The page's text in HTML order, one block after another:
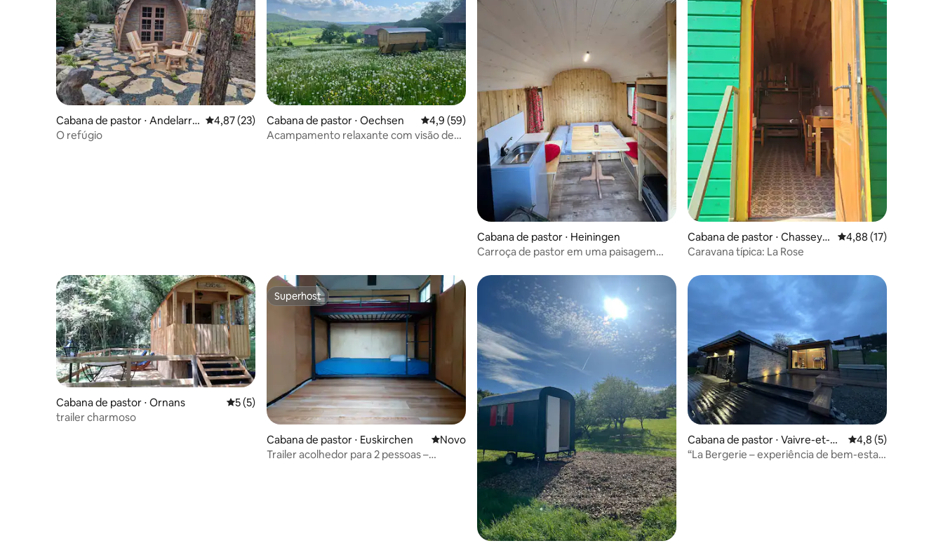
Cabana de pastor ⋅ Andelarro
t
4,87 de uma avaliação média de 5, 23 avaliações
4,87 (23)
O refúgio
Cabana de pastor ⋅ Oechsen 4,9 de uma avaliação média de 5, 59 avaliações
4,9 (59)
Acampamento relaxante com visão de
Cabana de pastor ⋅ Heiningen
Carroça de pastor em uma paisagem
Cabana de pastor ⋅ Chassey-
Beaupré
4,88 de uma
4,88 (17)
Caravana típica: La Rose
Cabana de pastor ⋅ Ornans 5 de uma avaliação média de 5, 5 avaliações
5 (5)
trailer charmoso
Superhost
Superhost
Cabana de pastor ⋅ Euskirchen Novo lugar para ficar
Novo
Trailer acolhedor para 2 pessoas –
Cabana de pastor ⋅ Vaivre-et-M
ontoille
4,8 de uma
4,8 (5)
“La Bergerie – experiência de bem-estar